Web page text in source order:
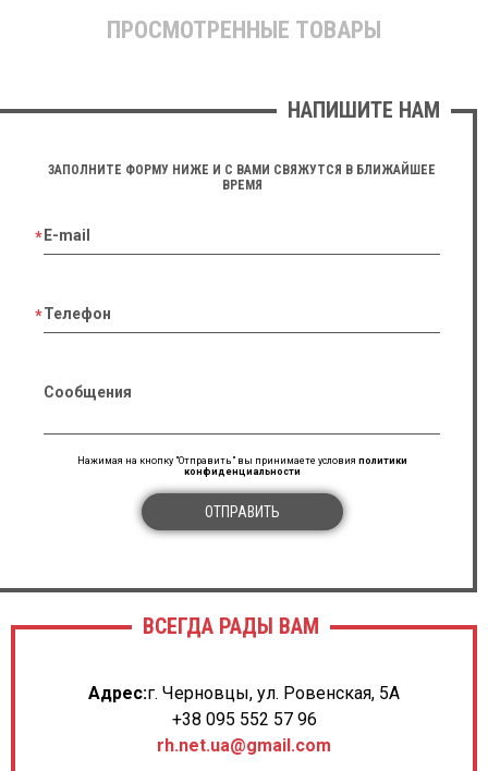
ПРОСМОТРЕННЫЕ ТОВАРЫ
НАПИШИТЕ НАМ
ЗАПОЛНИТЕ ФОРМУ НИЖЕ И С ВАМИ СВЯЖУТСЯ В БЛИЖАЙШЕЕ
ВРЕМЯ
E-mail
Телефон
Сообщения
Нажимая на кнопку "Отправить" вы принимаете условия политики
конфиденциальности
ОТПРАВИТЬ
ВСЕГДА РАДЫ ВАМ
Адрес:г. Черновцы, ул. Ровенская, 5А
+38 095 552 57 96
rh.net.ua@gmail.com